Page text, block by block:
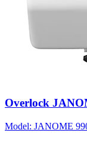
Overlock
Model: JANOME